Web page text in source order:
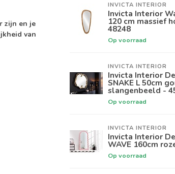
zijn en je
van
INVICTA INTERIOR
Invicta Interior
120 cm massief
48248
Op voorraad
INVICTA INTERIOR
Invicta Interior
SNAKE L 50cm
slangenbeeld -
Op voorraad
INVICTA INTERIOR
Invicta Interior
WAVE 160cm
Op voorraad